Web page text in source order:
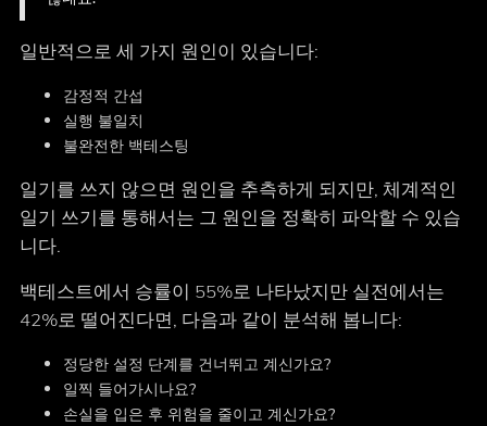
일반적으로 세 가지 원인이 있습니다:
감정적 간섭
실행 불일치
불완전한 백테스팅
일기를 쓰지 않으면 원인을 추측하게 되지만, 체계적인
일기 쓰기를 통해서는 그 원인을 정확히 파악할 수 있습
니다.
백테스트에서 승률이 55%로 나타났지만 실전에서는
42%로 떨어진다면, 다음과 같이 분석해 봅니다:
정당한 설정 단계를 건너뛰고 계신가요?
일찍 들어가시나요?
손실을 입은 후 위험을 줄이고 계신가요?